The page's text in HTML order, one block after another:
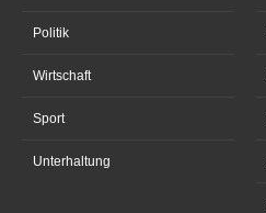
Politik
Wirtschaft
Sport
Unterhaltung